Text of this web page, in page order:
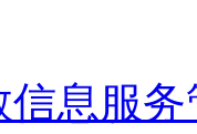
信息服